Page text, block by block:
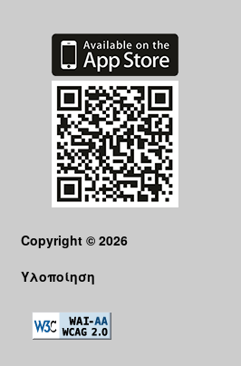
Copyright © 2026
Υλοποίηση